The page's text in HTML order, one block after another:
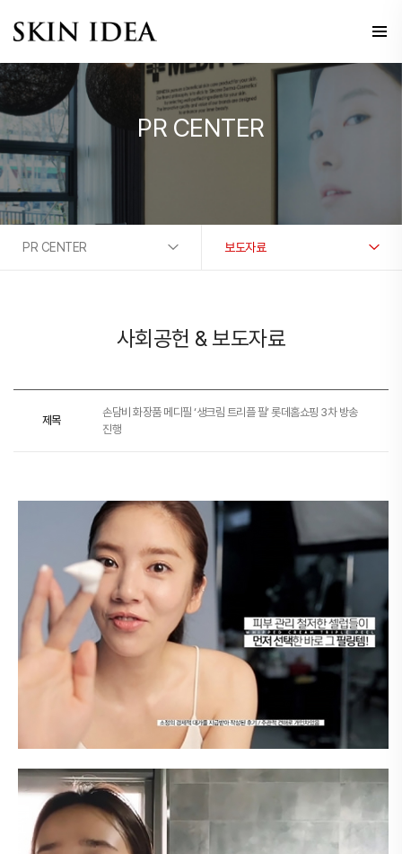
PR CENTER
PR CENTER 보도자료
사회공헌 & 보도자료
제목
손담비 화장품 메디필 ‘생크림 트리플 필’ 롯데홈쇼핑 3차 방송
진행